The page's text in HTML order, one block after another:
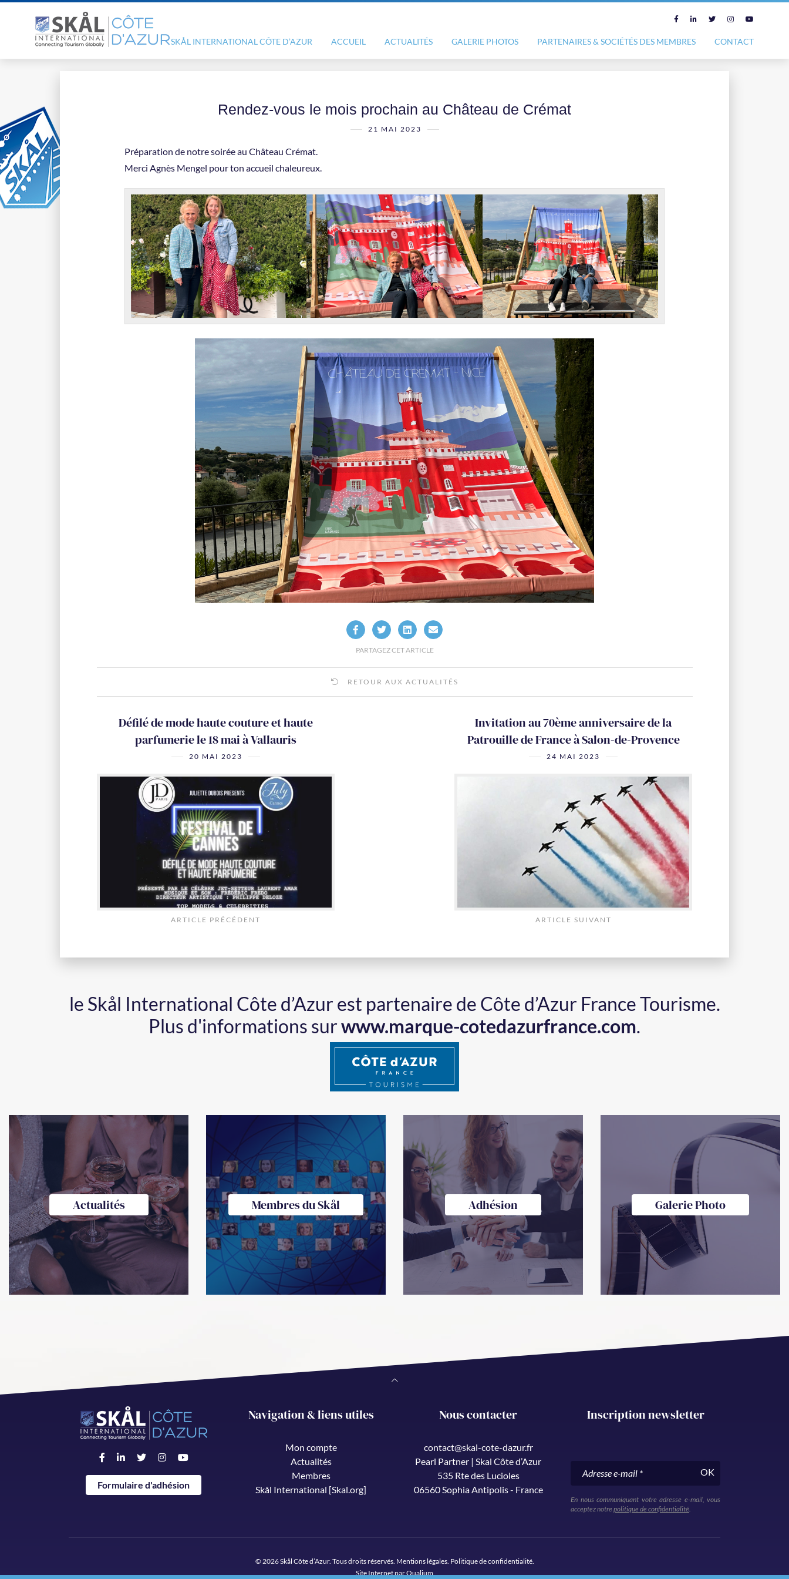
SKÅL INTERNATIONAL CÔTE D’AZUR ACCUEIL ACTUALITÉS GALERIE PHOTOS PARTENAIRES & SOCIÉTÉS DES MEMBRES CONTACT
Rendez-vous le mois prochain au Château de Crémat
21 MAI 2023
Préparation de notre soirée au Château Crémat.
Merci Agnès Mengel pour ton accueil chaleureux.
PARTAGEZ CET ARTICLE
RETOUR AUX ACTUALITÉS
Défilé de mode haute couture et haute
parfumerie le 18 mai à Vallauris
20 MAI 2023
ARTICLE PRÉCÉDENT
Invitation au 70ème anniversaire de la
Patrouille de France à Salon-de-Provence
24 MAI 2023
ARTICLE SUIVANT
le Skål International Côte d’Azur est partenaire de Côte d’Azur France Tourisme.
Plus d'informations surwww.marque-cotedazurfrance.com.
Actualités Membres du Skål Adhésion Galerie Photo
Formulaire d'adhésion
Navigation & liens utiles
Mon compte
Actualités
Membres
Skål International [Skal.org]
Nous contacter
contact@skal-cote-dazur.fr
Pearl Partner | Skal Côte d’Azur
535 Rte des Lucioles
06560 Sophia Antipolis - France
Inscription newsletter
OK
En nous communiquant votre adresse e-mail, vous
acceptez notre politique de confidentialité.
© 2026 Skål Côte d’Azur. Tous droits réservés. Mentions légales. Politique de confidentialité.
Site Internet par Qualium